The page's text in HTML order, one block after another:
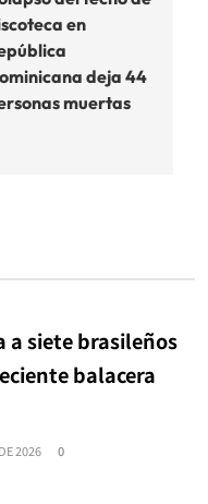
en
deja 44
muertas
a siete brasileños
balacera
2026 0